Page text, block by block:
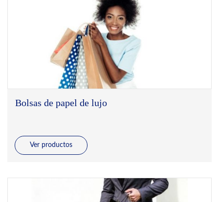
Bolsas de papel de lujo
Ver productos